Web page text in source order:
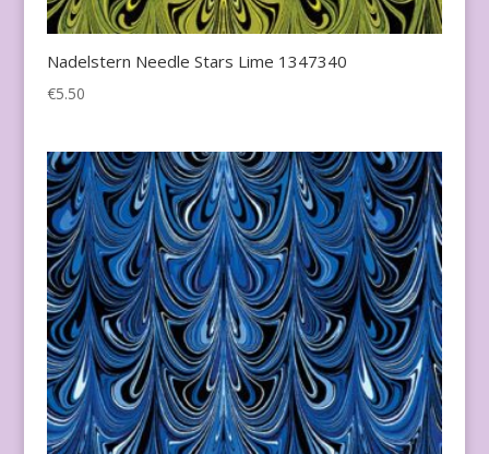
Nadelstern Needle Stars Lime 1347340
€5.50